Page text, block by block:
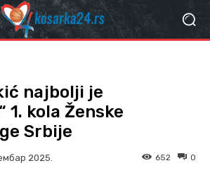
najbolji je
1. kola Ženske
Srbije
2025. 0
652